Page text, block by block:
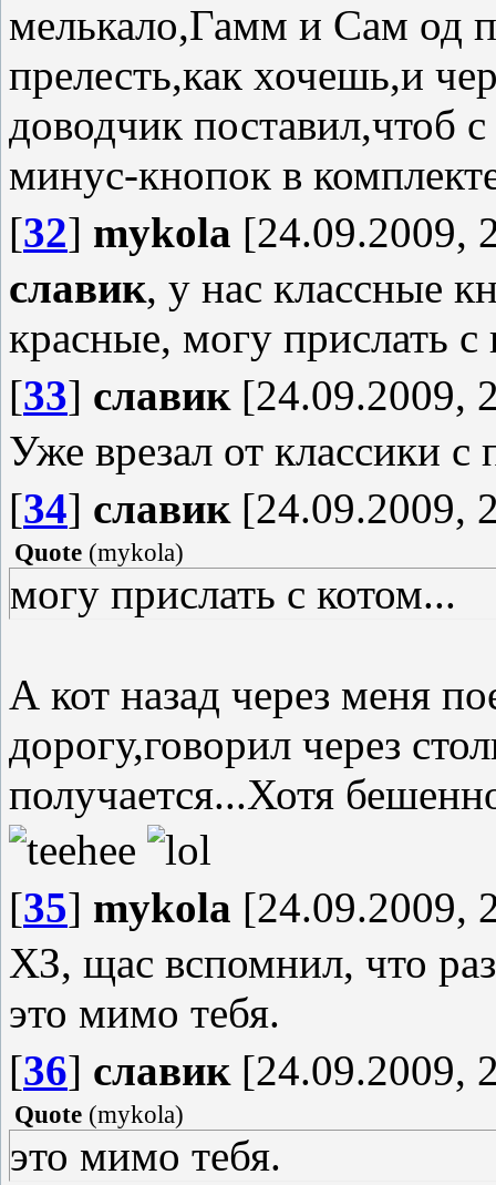
мелькало,Гамм и Сам од
прелесть,как хочешь,и
доводчик поставил,чтоб
минус-кнопок в
[32] mykola [24.09.2009,
славик, у нас классные
красные, могу прислать с
[33] славик[24.09.2009,
Уже врезал от классики с
[34] славик[24.09.2009,
Quote (mykola)
могу прислать с котом...
А кот назад через меня
дорогу,говорил через
получается...Хотя
[35] mykola [24.09.2009,
ХЗ, щас вспомнил, что
это мимо тебя.
[36] славик[24.09.2009,
Quote (mykola)
это мимо тебя.